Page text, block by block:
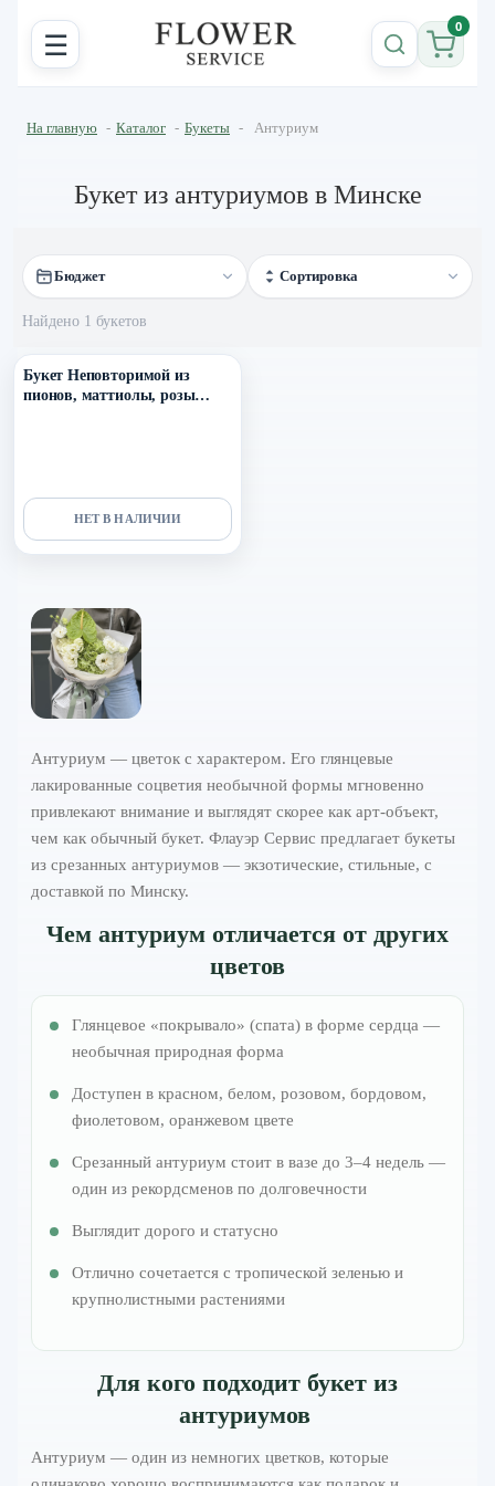
☰ 0
На главную - Каталог - Букеты - Антуриум
Букет из антуриумов в Минске
Бюджет Сортировка
Найдено 1 букетов
Уточнить поступление в ТГ
Букет Неповторимой из
пионов, маттиолы, розы
НЕТ В НАЛИЧИИ
Антуриум — цветок с характером. Его глянцевые
лакированные соцветия необычной формы мгновенно
привлекают внимание и выглядят скорее как арт-объект,
чем как обычный букет. Флауэр Сервис предлагает букеты
из срезанных антуриумов — экзотические, стильные, с
доставкой по Минску.
Чем антуриум отличается от других
цветов
Глянцевое «покрывало» (спата) в форме сердца —
необычная природная форма
Доступен в красном, белом, розовом, бордовом,
фиолетовом, оранжевом цвете
Срезанный антуриум стоит в вазе до 3–4 недель —
один из рекордсменов по долговечности
Выглядит дорого и статусно
Отлично сочетается с тропической зеленью и
крупнолистными растениями
Для кого подходит букет из
антуриумов
Антуриум — один из немногих цветков, которые